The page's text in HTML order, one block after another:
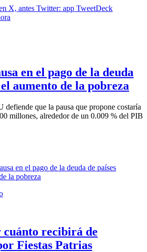
en el pago de la deuda
aumento de la pobreza
defiende que la pausa que propone costaría
millones, alrededor de un 0.009 % del PIB
cuánto recibirá de
Fiestas Patrias